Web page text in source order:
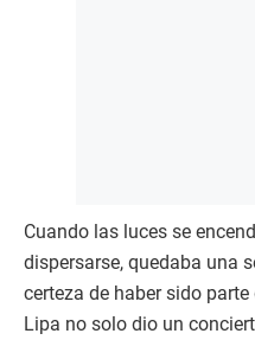
Cuando las luces se
dispersarse, quedaba una
certeza de haber sido
Lipa no solo dio un